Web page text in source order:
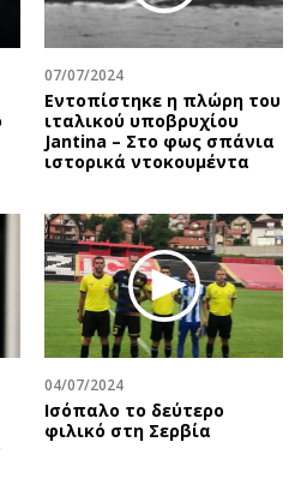
07/07/2024
Εντοπίστηκε η πλώρη του
ιταλικού υποβρυχίου
Jantina – Στο φως σπάνια
ιστορικά ντοκουμέντα
04/07/2024
Ισόπαλο το δεύτερο
φιλικό στη Σερβία